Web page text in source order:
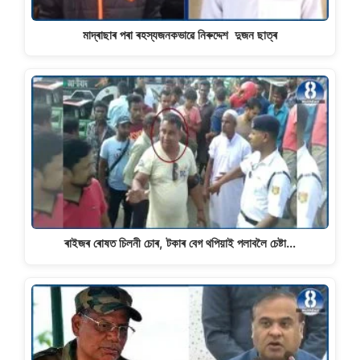
মাদ্ৰাছাৰ পৰা ৰহস্যজনকভাৱে নিৰুদ্দেশ দুজন ছাত্ৰ
ৰাইজৰ ৰোষত চিলনী চোৰ, টকাৰ বেগ থপিয়াই পলাবলৈ চেষ্টা…